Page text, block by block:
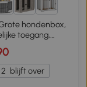
hondenbox,
toegang,
draaibare
voor kleine en
Wit
2 blijft over